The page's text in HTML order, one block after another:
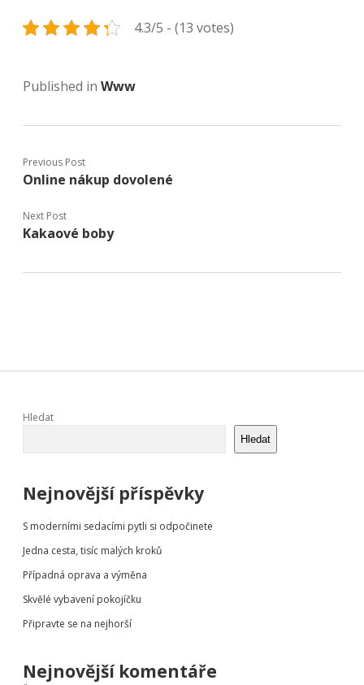
4.3/5 - (13 votes)
Published in Www
Previous Post
Online nákup dovolené
Next Post
Kakaové boby
Sidebar
Hledat
Hledat
Nejnovější příspěvky
S moderními sedacími pytli si odpočinete
Jedna cesta, tisíc malých kroků
Případná oprava a výměna
Skvělé vybavení pokojíčku
Připravte se na nejhorší
Nejnovější komentáře